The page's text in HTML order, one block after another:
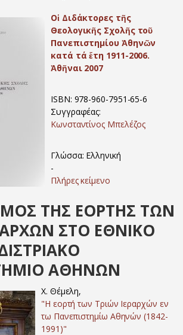
Οἱ Διδάκτορες τῆς
Θεολογικῆς Σχολῆς τοῦ
Πανεπιστημίου Ἀθηνῶν
κατά τά ἔτη 1911-2006.
Ἀθῆναι 2007
ISBN: 978-960-7951-65-6
Συγγραφέας:
Κωνσταντίνος Μπελέζος
Γλώσσα: Ελληνική
-
Πλήρες κείμενο
ΤΗΣ ΕΟΡΤΗΣ ΤΩΝ
ΣΤΟ ΕΘΝΙΚΟ
ΑΘΗΝΩΝ
Χ. Θέμελη,
"Η εορτή των Τριών Ιεραρχών εν
τω Πανεπιστημίω Αθηνών (1842-
1991)"